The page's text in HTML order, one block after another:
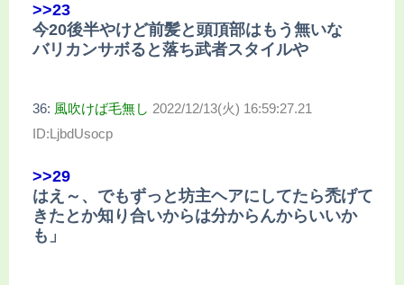
>>23
今20後半やけど前髪と頭頂部はもう無いな
バリカンサボると落ち武者スタイルや
36: 風吹けば毛無し 2022/12/13(火) 16:59:27.21
ID:LjbdUsocp
>>29
はえ～、でもずっと坊主ヘアにしてたら禿げて
きたとか知り合いからは分からんからいいか
も」